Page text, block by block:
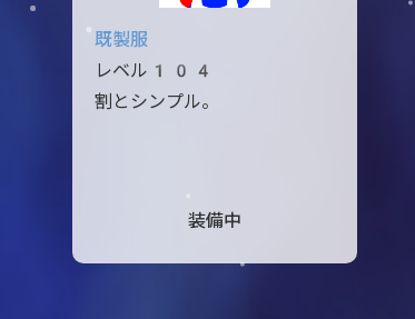
既製服
レベル104
割とシンプル。
装備中